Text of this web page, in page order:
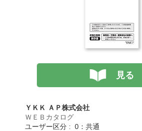
見る
ＹＫＫ ＡＰ株式会社
ＷＥＢカタログ
ユーザー区分 : 0：共通